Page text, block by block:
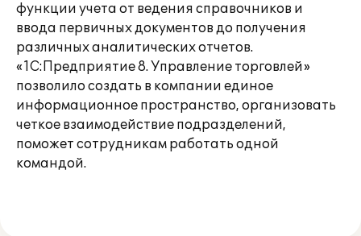
функции учета от ведения справочников и
ввода первичных документов до получения
различных аналитических отчетов.
«1С:Предприятие 8. Управление торговлей»
позволило создать в компании единое
информационное пространство, организовать
четкое взаимодействие подразделений,
поможет сотрудникам работать одной
командой.